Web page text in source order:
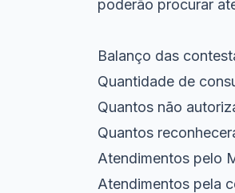
poderão procurar
Balanço das
Quantidade de
Quantos não
Quantos
Atendimentos pelo
Atendimentos pela